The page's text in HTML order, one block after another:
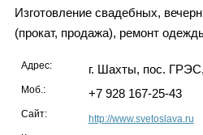
Гороскоп
Изготовление свадебных,
(прокат, продажа), ремонт
Адрес: г. Шахты, пос.
Моб.: +7 928 167-25-43
Сайт:
http://www.svetoslava.ru